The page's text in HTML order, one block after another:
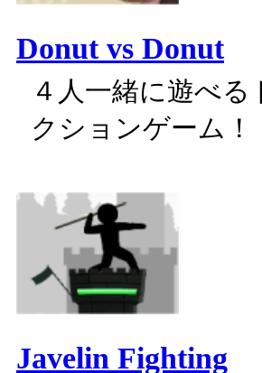
Donut vs Donut
４人一緒に遊べ
クションゲーム！
Javelin Fighting